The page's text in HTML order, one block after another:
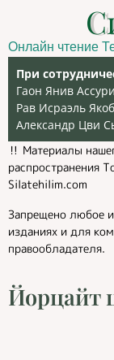
Онлайн чтение
При
Гаон Янив
Рав Исраэль
Александр Цви
‼️ Материалы
распространения
Silatehilim.com
Запрещено любое
изданиях и для
правообладателя.
Йорцайт